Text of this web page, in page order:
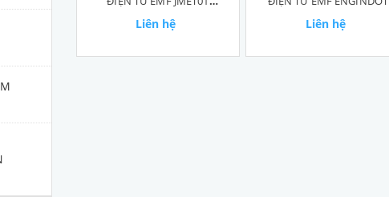
JOAUIAX
Liên hệ Liên hệ